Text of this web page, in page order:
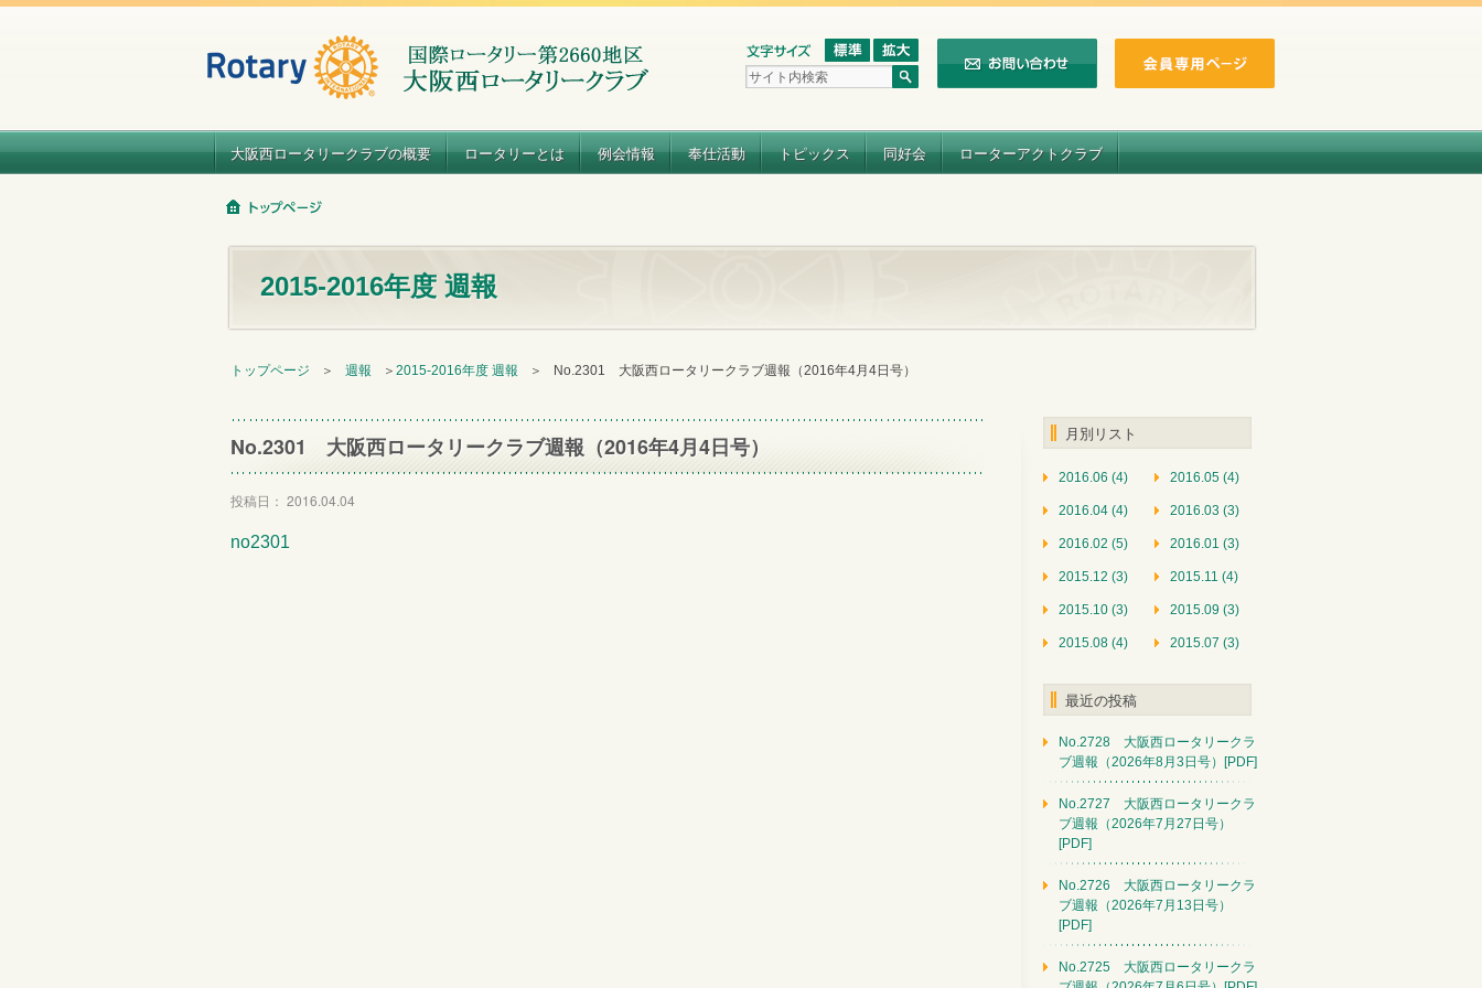
大阪西ロータリークラブの概要 ロータリーとは 例会情報 奉仕活動 トピックス 同好会 ローターアクトクラブ
2015-2016年度 週報
トップページ ＞ 週報 ＞ 2015-2016年度 週報 ＞ No.2301 大阪西ロータリークラブ週報（2016年4月4日号）
No.2301 大阪西ロータリークラブ週報（2016年4月4日号）
投稿日： 2016.04.04
no2301
月別リスト
2016.06 (4) 2016.05 (4)
2016.04 (4) 2016.03 (3)
2016.02 (5) 2016.01 (3)
2015.12 (3) 2015.11 (4)
2015.10 (3) 2015.09 (3)
2015.08 (4) 2015.07 (3)
最近の投稿
No.2728 大阪西ロータリークラ
ブ週報（2026年8月3日号）[PDF]
No.2727 大阪西ロータリークラ
ブ週報（2026年7月27日号）
[PDF]
No.2726 大阪西ロータリークラ
ブ週報（2026年7月13日号）
[PDF]
No.2725 大阪西ロータリークラ